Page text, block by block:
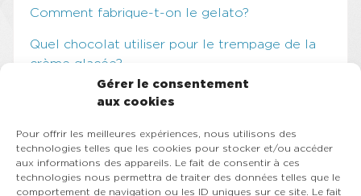
Gérer le consentement
aux cookies
Pour offrir les meilleures expériences, nous utilisons des
technologies telles que les cookies pour stocker et/ou accéder
aux informations des appareils. Le fait de consentir à ces
technologies nous permettra de traiter des données telles que le
comportement de navigation ou les ID uniques sur ce site. Le fait
Comment fabrique-t-on le gelato?
Quel chocolat utiliser pour le trempage de la
crème glacée?
Comment augmenter sa régularité en
Les éléments à considérer avant l’achat d’une
machine à crème glacée molle